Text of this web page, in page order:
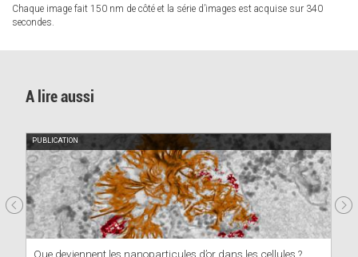
Chaque image fait 150 nm de côté et la série d’images est acquise sur 340
secondes.
A lire aussi
PUBLICATION
Que deviennent les nanoparticules d’or dans les cellules ?